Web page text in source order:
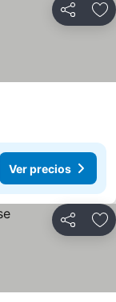
Compartir
Ver precios
Compartir